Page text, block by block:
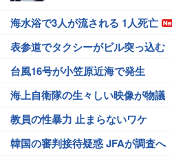
海水浴で3人が流される 1人死亡
表参道でタクシーがビル突っ込む
台風16号が小笠原近海で発生
海上自衛隊の生々しい映像が物議
教員の性暴力 止まらないワケ
韓国の審判接待疑惑 JFAが調査へ